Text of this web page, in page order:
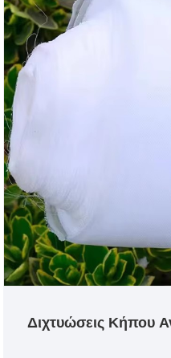
Διχτυώσεις Κήπου